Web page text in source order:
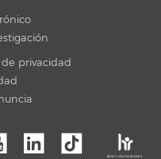
privacidad